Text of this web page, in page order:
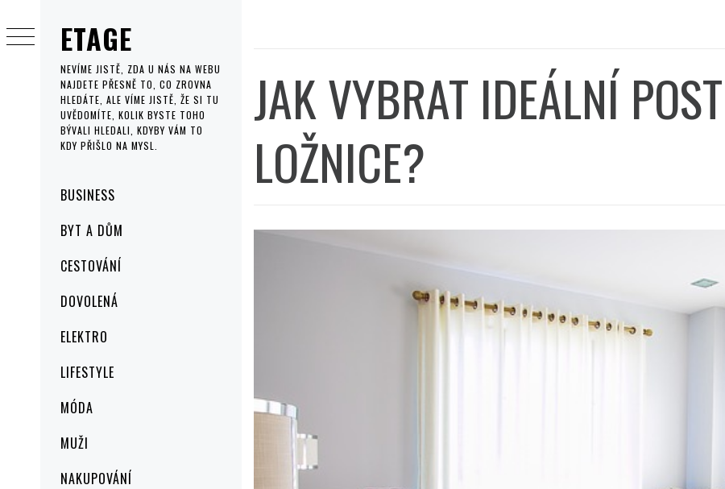
ETAGE
NEVÍME JISTĚ, ZDA U NÁS NA WEBU
NAJDETE PŘESNĚ TO, CO ZROVNA
HLEDÁTE, ALE VÍME JISTĚ, ŽE SI TU
UVĚDOMÍTE, KOLIK BYSTE TOHO
BÝVALI HLEDALI, KDYBY VÁM TO
KDY PŘIŠLO NA MYSL.
MenuBUSINESS
BYT A DŮM
CESTOVÁNÍ
DOVOLENÁ
ELEKTRO
LIFESTYLE
MÓDA
MUŽI
NAKUPOVÁNÍ
to
content
JAK VYBRAT IDEÁLNÍ
LOŽNICE?